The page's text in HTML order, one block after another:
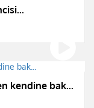
kendine bak...